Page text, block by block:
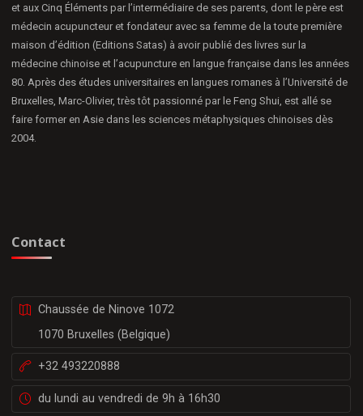
et aux Cinq Éléments par l’intermédiaire de ses parents, dont le père est
médecin acupuncteur et fondateur avec sa femme de la toute première
maison d’édition (Editions Satas) à avoir publié des livres sur la
médecine chinoise et l’acupuncture en langue française dans les années
80. Après des études universitaires en langues romanes à l’Université de
Bruxelles, Marc-Olivier, très tôt passionné par le Feng Shui, est allé se
faire former en Asie dans les sciences métaphysiques chinoises dès
2004.
Contact
Chaussée de Ninove 1072
1070 Bruxelles (Belgique)
+32 493220888
du lundi au vendredi de 9h à 16h30